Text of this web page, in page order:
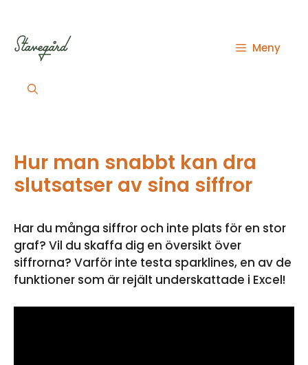
innehåll
Meny
Hur man snabbt kan dra
slutsatser av sina siffror
Har du många siffror och inte plats för en stor
graf? Vil du skaffa dig en översikt över
siffrorna? Varför inte testa sparklines, en av de
funktioner som är rejält underskattade i Excel!